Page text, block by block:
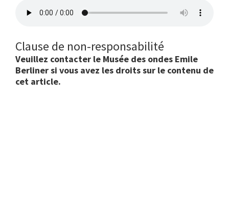
Clause de non-responsabilité
Veuillez contacter le Musée des ondes Emile
Berliner si vous avez les droits sur le contenu de
cet article.